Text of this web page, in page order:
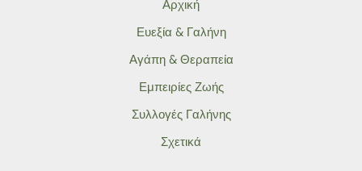
Αρχική
Ευεξία & Γαλήνη
Αγάπη & Θεραπεία
Εμπειρίες Ζωής
Συλλογές Γαλήνης
Σχετικά